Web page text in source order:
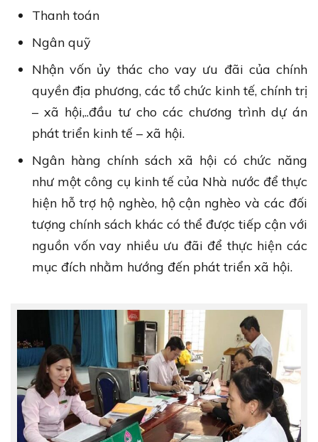
Thanh toán
Ngân quỹ
Nhận vốn ủy thác cho vay ưu đãi của chính
quyền địa phương, các tổ chức kinh tế, chính trị
– xã hội,..đầu tư cho các chương trình dự án
phát triển kinh tế – xã hội.
Ngân hàng chính sách xã hội có chức năng
như một công cụ kinh tế của Nhà nước để thực
hiện hỗ trợ hộ nghèo, hộ cận nghèo và các đối
tượng chính sách khác có thể được tiếp cận với
nguồn vốn vay nhiều ưu đãi để thực hiện các
mục đích nhằm hướng đến phát triển xã hội.